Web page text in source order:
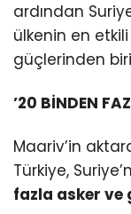
ardından
ülkenin en
güçlerinden
’20 BİNDEN
Maariv’in
Türkiye,
fazla asker ve